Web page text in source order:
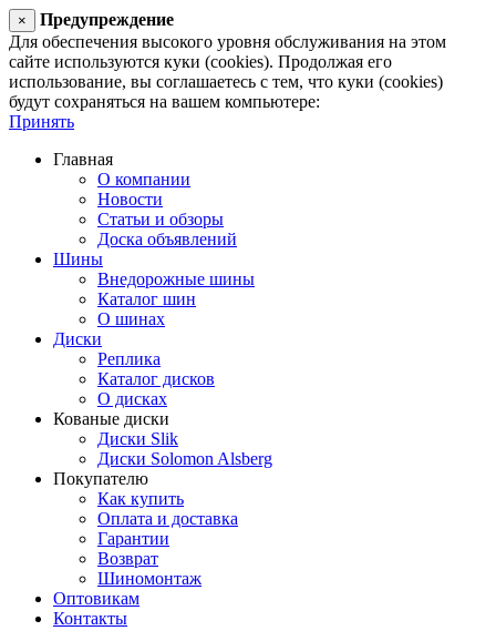
×
Предупреждение
Для обеспечения высокого уровня обслуживания на этом
сайте используются куки (cookies). Продолжая его
использование, вы соглашаетесь с тем, что куки (cookies)
будут сохраняться на вашем компьютере:
Принять
Главная
О компании
Новости
Статьи и обзоры
Доска объявлений
Шины
Внедорожные шины
Каталог шин
О шинах
Диски
Реплика
Каталог дисков
О дисках
Кованые диски
Диски Slik
Диски Solomon Alsberg
Покупателю
Как купить
Оплата и доставка
Гарантии
Возврат
Шиномонтаж
Оптовикам
Контакты